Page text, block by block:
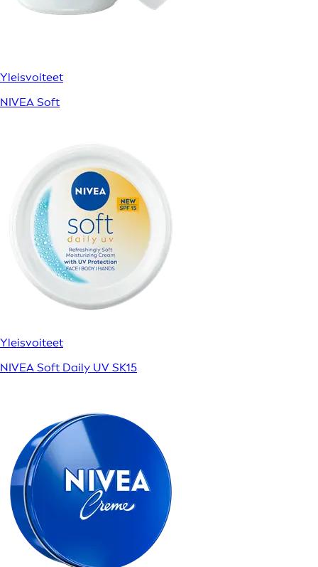
Yleisvoiteet
NIVEA Soft
Yleisvoiteet
NIVEA Soft Daily UV SK15